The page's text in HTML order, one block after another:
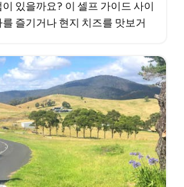
있을까요? 이 셀프 가이드 사이
즐기거나 현지 치즈를 맛보거